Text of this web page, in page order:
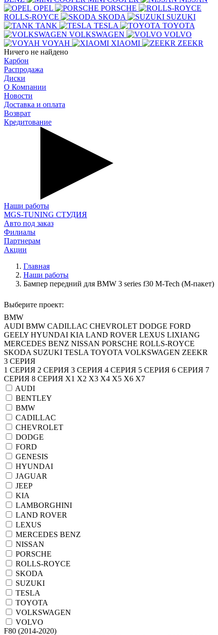
OPEL
PORSCHE
ROLLS-ROYCE
SKODA
SUZUKI
TANK
TESLA
TOYOTA
VOLKSWAGEN
VOLVO
VOYAH
XIAOMI
ZEEKR
Ничего не найдено
Карбон
Распродажа
Диски
О Компании
Новости
Доставка и оплата
Возврат
Кредитование
Наши работы
MGS-TUNING СТУДИЯ
Авто под заказ
Филиалы
Партнерам
Акции
Главная
Наши работы
Бампер передний для BMW 3 series f30 М-Tech (М-пакет)
Выберите проект:
BMW
AUDI BMW CADILLAC CHEVROLET DODGE FORD
GEELY HYUNDAI KIA LAND ROVER LEXUS LIXIANG
MERCEDES BENZ NISSAN PORSCHE ROLLS-ROYCE
SKODA SUZUKI TESLA TOYOTA VOLKSWAGEN ZEEKR
3 СЕРИЯ
1 СЕРИЯ 2 СЕРИЯ 3 СЕРИЯ 4 СЕРИЯ 5 СЕРИЯ 6 СЕРИЯ 7
СЕРИЯ 8 СЕРИЯ X1 X2 X3 X4 X5 X6 X7
AUDI
BENTLEY
BMW
CADILLAC
CHEVROLET
DODGE
FORD
GENESIS
HYUNDAI
JAGUAR
JEEP
KIA
LAMBORGHINI
LAND ROVER
LEXUS
MERCEDES BENZ
NISSAN
PORSCHE
ROLLS-ROYCE
SKODA
SUZUKI
TESLA
TOYOTA
VOLKSWAGEN
VOLVO